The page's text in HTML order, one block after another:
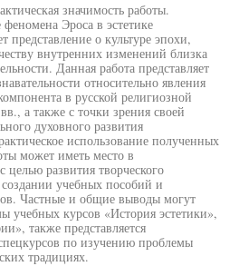
значимость работы.
Эроса в эстетике
представление о культуре эпохи,
внутренних изменений близка
Данная работа представляет
относительно явления
в русской религиозной
а также с точки зрения своей
духовного развития
использование полученных
может иметь место в
целью развития творческого
учебных пособий и
Частные и общие выводы могут
учебных курсов «История эстетики»,
также представляется
по изучению проблемы
традициях.